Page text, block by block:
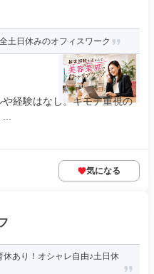
土日休みのオフィスワーク
経験はなし。キモチ重視の
気になる
あり！オシャレ自由♪土日休